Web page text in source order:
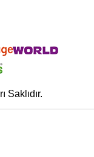
Saklıdır.
giyim markasıdır. Cool,
markanın en büyük